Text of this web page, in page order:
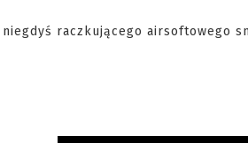
raczkującego airsoftowego